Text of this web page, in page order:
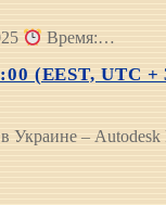
Время:…
(EEST, UTC +
Украине –